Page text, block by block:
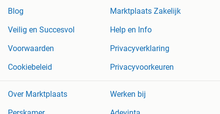
Blog
Marktplaats Zakelijk
Veilig en Succesvol
Help en Info
Voorwaarden
Privacyverklaring
Cookiebeleid
Privacyvoorkeuren
Over Marktplaats
Werken bij